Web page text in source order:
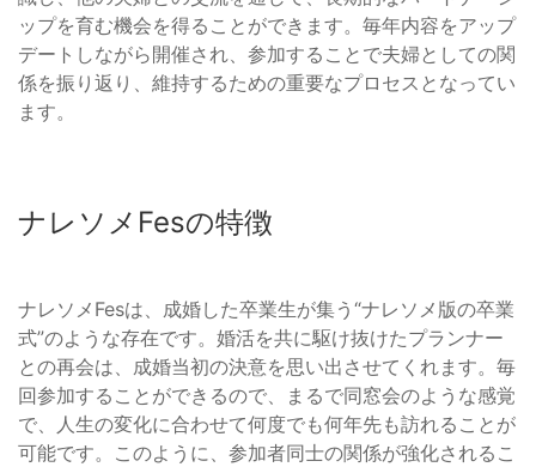
ップを育む機会を得ることができます。毎年内容をアップ
デートしながら開催され、参加することで夫婦としての関
係を振り返り、維持するための重要なプロセスとなってい
ます。
ナレソメFesの特徴
ナレソメFesは、成婚した卒業生が集う“ナレソメ版の卒業
式”のような存在です。婚活を共に駆け抜けたプランナー
との再会は、成婚当初の決意を思い出させてくれます。毎
回参加することができるので、まるで同窓会のような感覚
で、人生の変化に合わせて何度でも何年先も訪れることが
可能です。このように、参加者同士の関係が強化されるこ